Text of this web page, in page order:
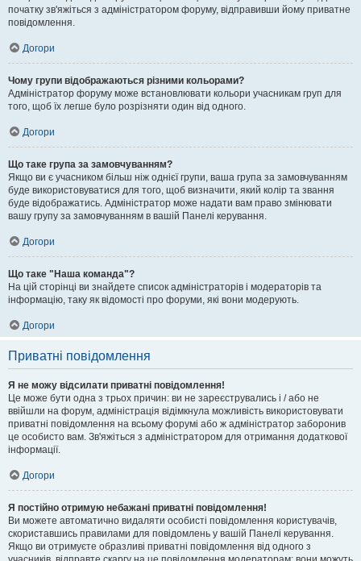
початку зв'яжіться з адміністратором форуму, відправивши йому приватне
повідомлення.
Догори
Чому групи відображаються різними кольорами?
Адміністратор форуму може встановлювати кольори учасникам груп для
того, щоб їх легше було розрізняти один від одного.
Догори
Що таке група за замовчуванням?
Якщо ви є учасником більш ніж однієї групи, ваша група за замовчуванням
буде використовуватися для того, щоб визначити, який колір та звання
буде відображатись. Адміністратор може надати вам право змінювати
вашу групу за замовчуванням в вашій Панелі керування.
Догори
Що таке "Наша команда"?
На цій сторінці ви знайдете список адміністраторів і модераторів та
інформацію, таку як відомості про форуми, які вони модерують.
Догори
Приватні повідомлення
Я не можу відсилати приватні повідомлення!
Це може бути одна з трьох причин: ви не зареєструвались і / або не
ввійшли на форум, адміністрація відімкнула можливість використовувати
приватні повідомлення на всьому форумі або ж адміністратор заборонив
це особисто вам. Зв'яжіться з адміністратором для отримання додаткової
інформації.
Догори
Я постійно отримую небажані приватні повідомлення!
Ви можете автоматично видаляти особисті повідомлення користувачів,
скориставшись правилами для повідомлень у вашій Панелі керування.
Якщо ви отримуєте образливі приватні повідомлення від одного з